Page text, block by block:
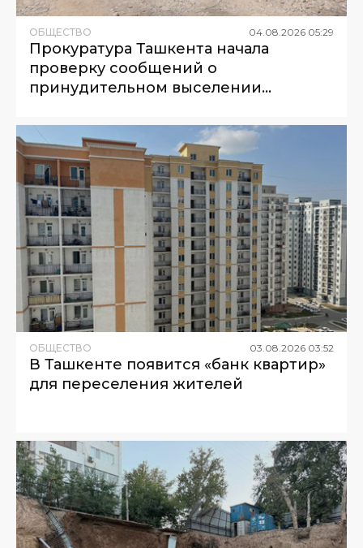
ОБЩЕСТВО 04 08 2026 05:29
Прокуратура Ташкента начала
проверку сообщений о
принудительном выселении
ОБЩЕСТВО 03 08 2026 03:52
В Ташкенте появится «банк квартир»
для переселения жителей